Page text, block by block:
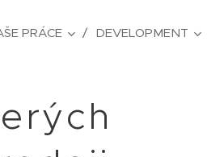
PRÁCE DEVELOPMENT